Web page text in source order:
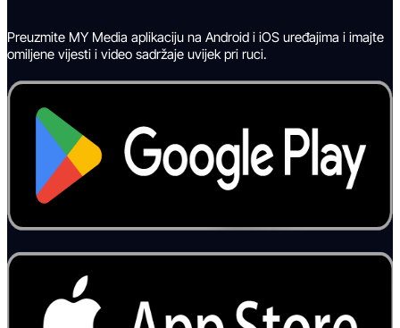
Preuzmite MY Media aplikaciju na Android i iOS uređajima i imajte
omiljene vijesti i video sadržaje uvijek pri ruci.